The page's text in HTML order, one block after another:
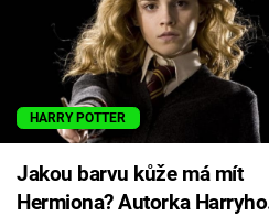
HARRY POTTER
Jakou barvu kůže má mít
Hermiona? Autorka Harryho